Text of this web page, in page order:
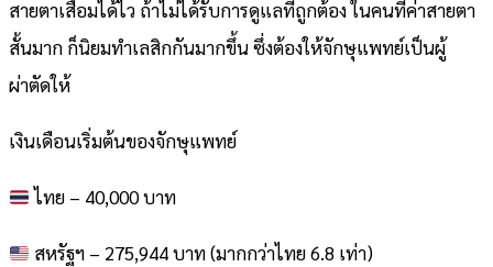
สายตาเสื่อมได้ไว ถ้าไม่ได้รับการดูแลที่ถูกต้อง ในคนที่ค่าสายตา
สั้นมาก ก็นิยมทำเลสิกกันมากขึ้น ซึ่งต้องให้จักษุแพทย์เป็นผู้
ผ่าตัดให้
เงินเดือนเริ่มต้นของจักษุแพทย์
ไทย – 40,000 บาท
สหรัฐฯ – 275,944 บาท (มากกว่าไทย 6.8 เท่า)